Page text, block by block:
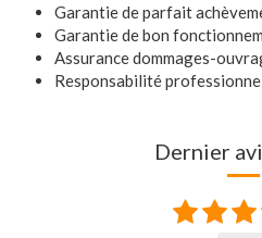
Garantie de parfait
Garantie de bon
Assurance dommages-
Responsabilité
Dernier